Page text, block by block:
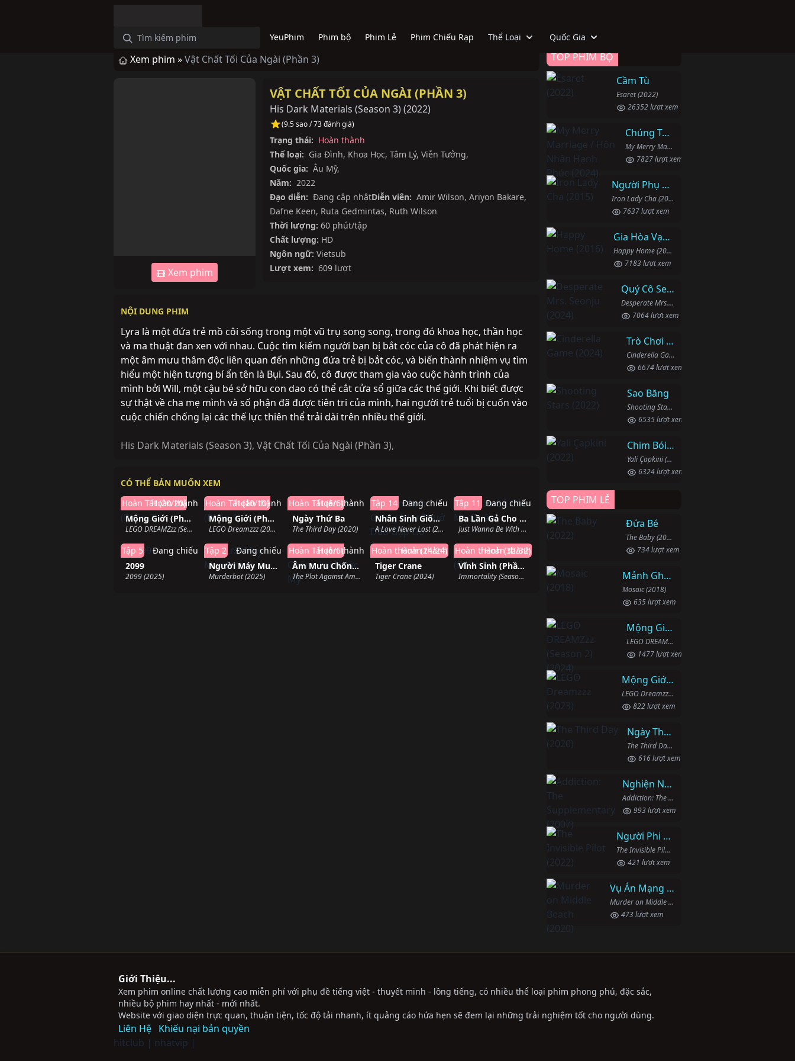
YeuPhim Phim bộ Phim Lẻ Phim Chiếu Rạp Thể Loại Quốc Gia
Xem phim »Vật Chất Tối Của Ngài (Phần 3)
Xem phim
VẬT CHẤT TỐI CỦA NGÀI (PHẦN 3)
His Dark Materials (Season 3)(2022)
(9.5 sao / 73 đánh giá)
Trạng thái: Hoàn thành
Thể loại: Gia Đình, Khoa Học, Tâm Lý, Viễn Tưởng,
Quốc gia: Âu Mỹ,
Năm: 2022
Đạo diễn: Đang cập nhậtDiễn viên: Amir Wilson, Ariyon Bakare,
Dafne Keen, Ruta Gedmintas, Ruth Wilson
Thời lượng: 60 phút/tập
Chất lượng: HD
Ngôn ngữ: Vietsub
Lượt xem: 609 lượt
NỘI DUNG PHIM
Lyra là một đứa trẻ mồ côi sống trong một vũ trụ song song, trong đó khoa học, thần học
và ma thuật đan xen với nhau. Cuộc tìm kiếm người bạn bị bắt cóc của cô đã phát hiện ra
một âm mưu thâm độc liên quan đến những đứa trẻ bị bắt cóc, và biến thành nhiệm vụ tìm
hiểu một hiện tượng bí ẩn tên là Bụi. Sau đó, cô được tham gia vào cuộc hành trình của
mình bởi Will, một cậu bé sở hữu con dao có thể cắt cửa sổ giữa các thế giới. Khi biết được
sự thật về cha mẹ mình và số phận đã được tiên tri của mình, hai người trẻ tuổi bị cuốn vào
cuộc chiến chống lại các thế lực thiên thể trải dài trên nhiều thế giới.
His Dark Materials (Season 3), Vật Chất Tối Của Ngài (Phần 3),
CÓ THỂ BẢN MUỐN XEM
Mộng Giới (Phần 2)
LEGO DREAMZzz (Season 2) (2024)
Hoàn Tất (20/20)
Hoàn thành
Mộng Giới (Phần 1)
LEGO Dreamzzz (2023)
Hoàn Tất (10/10)
Hoàn thành
Ngày Thứ Ba
The Third Day (2020)
Hoàn Tất (6/6)
Hoàn thành
Nhân Sinh Giống Như Thuở Đầu Gặp Gỡ
A Love Never Lost (2025)
Tập 14 Đang chiếu
Ba Lần Gả Cho Ma Quân
Just Wanna Be With You (2025)
Tập 11 Đang chiếu
2099
2099 (2025)
Tập 5
Đang chiếu
Người Máy Murderbot
Murderbot (2025)
Tập 2
Đang chiếu
Âm Mưu Chống Lại Nước Mỹ
The Plot Against America (2020)
Hoàn Tất (6/6)
Hoàn thành
Tiger Crane
Tiger Crane (2024)
Hoàn thành (24/24)
Hoàn thành
Vĩnh Sinh (Phần 3)
Immortality (Season 3) (2024)
Hoàn thành (32/32)
Hoàn thành
TOP PHIM BỘ
Cầm Tù
Esaret (2022)
26352 lượt xem
Chúng Ta Hãy Kết Hôn Nhé
My Merry Marriage / Hôn Nhân Hạnh Phúc (2024)
7827 lượt xem
Người Phụ Nữ Mạnh Mẽ
Iron Lady Cha (2015)
7637 lượt xem
Gia Hòa Vạn Sự Thành
Happy Home (2016)
7183 lượt xem
Quý Cô Seon Ju Phục Thù
Desperate Mrs. Seonju (2024)
7064 lượt xem
Trò Chơi Lọ Lem
Cinderella Game (2024)
6674 lượt xem
Sao Băng
Shooting Stars (2022)
6535 lượt xem
Chim Bói Cá
Yali Çapkini (2022)
6324 lượt xem
TOP PHIM LẺ
Đứa Bé
The Baby (2022)
734 lượt xem
Mảnh Ghép
Mosaic (2018)
635 lượt xem
Mộng Giới (Phần 2)
LEGO DREAMZzz (Season 2) (2024)
1477 lượt xem
Mộng Giới (Phần 1)
LEGO Dreamzzz (2023)
822 lượt xem
Ngày Thứ Ba
The Third Day (2020)
616 lượt xem
Nghiện Ngập: Chuỗi Phim Bổ Trợ
Addiction: The Supplementary (2007)
993 lượt xem
Người Phi Công Vô Hình
The Invisible Pilot (2022)
421 lượt xem
Vụ Án Mạng Trên Đường Middle Beach
Murder on Middle Beach (2020)
473 lượt xem
Giới Thiệu...
Xem phim online chất lượng cao miễn phí với phụ đề tiếng việt - thuyết minh - lồng tiếng, có nhiều thể loại phim phong phú, đặc sắc,
nhiều bộ phim hay nhất - mới nhất.
Website với giao diện trực quan, thuận tiện, tốc độ tải nhanh, ít quảng cáo hứa hẹn sẽ đem lại những trải nghiệm tốt cho người dùng.
Liên Hệ Khiếu nại bản quyền
hitclub | nhatvip |